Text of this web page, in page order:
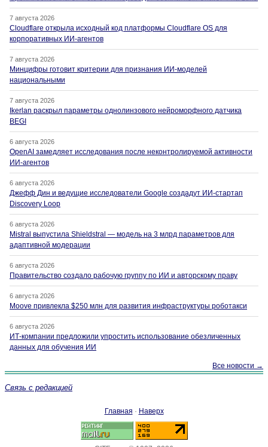
7 августа 2026
Cloudflare открыла исходный код платформы Cloudflare OS для
корпоративных ИИ-агентов
7 августа 2026
Минцифры готовит критерии для признания ИИ-моделей
национальными
7 августа 2026
Ikerlan раскрыл параметры однолинзового нейроморфного датчика
BEGI
6 августа 2026
OpenAI замедляет исследования после неконтролируемой активности
ИИ-агентов
6 августа 2026
Джефф Дин и ведущие исследователи Google создадут ИИ-стартап
Discovery Loop
6 августа 2026
Mistral выпустила Shieldstral — модель на 3 млрд параметров для
адаптивной модерации
6 августа 2026
Правительство создало рабочую группу по ИИ и авторскому праву
6 августа 2026
Moove привлекла $250 млн для развития инфраструктуры роботакси
6 августа 2026
ИТ-компании предложили упростить использование обезличенных
данных для обучения ИИ
Все новости →
Связь с редакцией
Главная · Наверх